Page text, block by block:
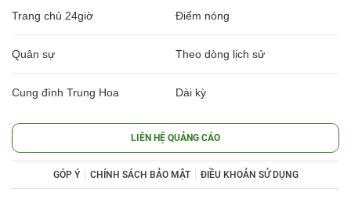
Trang chủ 24giờ Điểm nóng
Quân sự Theo dòng lịch sử
Cung đình Trung Hoa Dài kỳ
LIÊN HỆ QUẢNG CÁO
GÓP Ý CHÍNH SÁCH BẢO MẬT ĐIỀU KHOẢN SỬ DỤNG